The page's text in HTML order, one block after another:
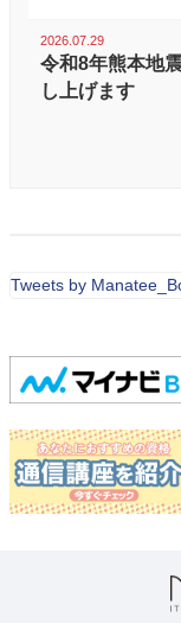
2026.07.29
令和8年熊本地
し上げます
Tweets by